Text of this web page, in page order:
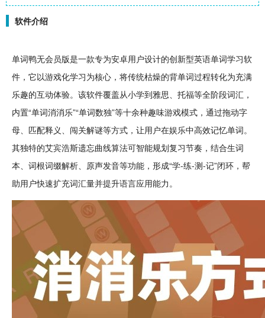
软件介绍
单词鸭无会员版是一款专为安卓用户设计的创新型英语单词学习软
件 ，它以游戏化学习为核心，将传统枯燥的背单词过程转化为充满
乐趣的互动体验。该软件覆盖从小学到雅思、 托福等全阶段词汇，
内置“单词消消乐”“单词数独”等十余种趣味游戏模式，通过拖动字
母、匹配释义、 闯关解谜等方式，让用户在娱乐中高效记忆单词。
其独特的艾宾浩斯遗忘曲线算法可智能规划复习节奏 ，结合生词
本、词根词缀解析、原声发音等功能，形成“学-练-测-记”闭环，帮
助用户快速扩充词汇量并提升语言应用能力。